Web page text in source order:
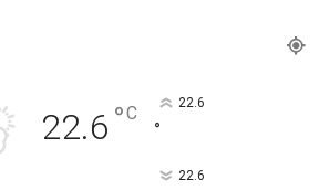
22.6 °C 22.6
°
22.6